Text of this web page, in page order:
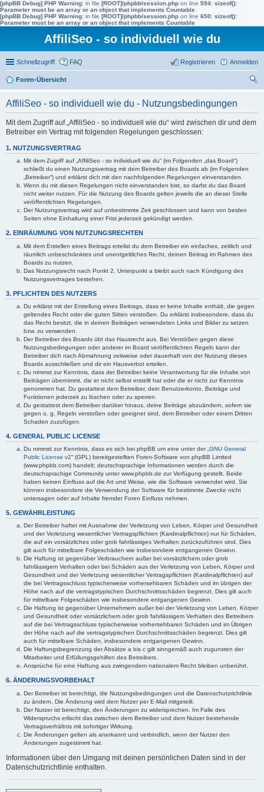
[phpBB Debug] PHP Warning: in file [ROOT]/phpbb/session.php on line 594: sizeof():
Parameter must be an array or an object that implements Countable
[phpBB Debug] PHP Warning: in file [ROOT]/phpbb/session.php on line 650: sizeof():
Parameter must be an array or an object that implements Countable
AffiliSeo - so individuell wie du
Schnellzugriff FAQ Anmelden
Registrieren
Foren-Übersicht
AffiliSeo - so individuell wie du - Nutzungsbedingungen
Mit dem Zugriff auf „AffiliSeo - so individuell wie du“ wird zwischen dir und dem
Betreiber ein Vertrag mit folgenden Regelungen geschlossen:
1. NUTZUNGSVERTRAG
Mit dem Zugriff auf „AffiliSeo - so individuell wie du“ (im Folgenden „das Board“)
schließt du einen Nutzungsvertrag mit dem Betreiber des Boards ab (im Folgenden
„Betreiber“) und erklärst dich mit den nachfolgenden Regelungen einverstanden.
Wenn du mit diesen Regelungen nicht einverstanden bist, so darfst du das Board
nicht weiter nutzen. Für die Nutzung des Boards gelten jeweils die an dieser Stelle
veröffentlichten Regelungen.
Der Nutzungsvertrag wird auf unbestimmte Zeit geschlossen und kann von beiden
Seiten ohne Einhaltung einer Frist jederzeit gekündigt werden.
2. EINRÄUMUNG VON NUTZUNGSRECHTEN
Mit dem Erstellen eines Beitrags erteilst du dem Betreiber ein einfaches, zeitlich und
räumlich unbeschränktes und unentgeltliches Recht, deinen Beitrag im Rahmen des
Boards zu nutzen.
Das Nutzungsrecht nach Punkt 2, Unterpunkt a bleibt auch nach Kündigung des
Nutzungsvertrages bestehen.
3. PFLICHTEN DES NUTZERS
Du erklärst mit der Erstellung eines Beitrags, dass er keine Inhalte enthält, die gegen
geltendes Recht oder die guten Sitten verstoßen. Du erklärst insbesondere, dass du
das Recht besitzt, die in deinen Beiträgen verwendeten Links und Bilder zu setzen
bzw. zu verwenden.
Der Betreiber des Boards übt das Hausrecht aus. Bei Verstößen gegen diese
Nutzungsbedingungen oder anderer im Board veröffentlichten Regeln kann der
Betreiber dich nach Abmahnung zeitweise oder dauerhaft von der Nutzung dieses
Boards ausschließen und dir ein Hausverbot erteilen.
Du nimmst zur Kenntnis, dass der Betreiber keine Verantwortung für die Inhalte von
Beiträgen übernimmt, die er nicht selbst erstellt hat oder die er nicht zur Kenntnis
genommen hat. Du gestattest dem Betreiber, dein Benutzerkonto, Beiträge und
Funktionen jederzeit zu löschen oder zu sperren.
Du gestattest dem Betreiber darüber hinaus, deine Beiträge abzuändern, sofern sie
gegen o. g. Regeln verstoßen oder geeignet sind, dem Betreiber oder einem Dritten
Schaden zuzufügen.
4. GENERAL PUBLIC LICENSE
Du nimmst zur Kenntnis, dass es sich bei phpBB um eine unter der „ GNU General
Public License v2“ (GPL) bereitgestellten Foren-Software von phpBB Limited
(www.phpbb.com) handelt; deutschsprachige Informationen werden durch die
deutschsprachige Community unter www.phpbb.de zur Verfügung gestellt. Beide
haben keinen Einfluss auf die Art und Weise, wie die Software verwendet wird. Sie
können insbesondere die Verwendung der Software für bestimmte Zwecke nicht
untersagen oder auf Inhalte fremder Foren Einfluss nehmen.
5. GEWÄHRLEISTUNG
Der Betreiber haftet mit Ausnahme der Verletzung von Leben, Körper und Gesundheit
und der Verletzung wesentlicher Vertragspflichten (Kardinalpflichten) nur für Schäden,
die auf ein vorsätzliches oder grob fahrlässiges Verhalten zurückzuführen sind. Dies
gilt auch für mittelbare Folgeschäden wie insbesondere entgangenen Gewinn.
Die Haftung ist gegenüber Verbrauchern außer bei vorsätzlichem oder grob
fahrlässigem Verhalten oder bei Schäden aus der Verletzung von Leben, Körper und
Gesundheit und der Verletzung wesentlicher Vertragspflichten (Kardinalpflichten) auf
die bei Vertragsschluss typischerweise vorhersehbaren Schäden und im übrigen der
Höhe nach auf die vertragstypischen Durchschnittsschäden begrenzt. Dies gilt auch
für mittelbare Folgeschäden wie insbesondere entgangenen Gewinn.
Die Haftung ist gegenüber Unternehmern außer bei der Verletzung von Leben, Körper
und Gesundheit oder vorsätzlichem oder grob fahrlässigem Verhalten des Betreibers
auf die bei Vertragsschluss typischerweise vorhersehbaren Schäden und im Übrigen
der Höhe nach auf die vertragstypischen Durchschnittsschäden begrenzt. Dies gilt
auch für mittelbare Schäden, insbesondere entgangenen Gewinn.
Die Haftungsbegrenzung der Absätze a bis c gilt sinngemäß auch zugunsten der
Mitarbeiter und Erfüllungsgehilfen des Betreibers.
Ansprüche für eine Haftung aus zwingendem nationalem Recht bleiben unberührt.
6. ÄNDERUNGSVORBEHALT
Der Betreiber ist berechtigt, die Nutzungsbedingungen und die Datenschutzrichtlinie
zu ändern. Die Änderung wird dem Nutzer per E-Mail mitgeteilt.
Der Nutzer ist berechtigt, den Änderungen zu widersprechen. Im Falle des
Widerspruchs erlischt das zwischen dem Betreiber und dem Nutzer bestehende
Vertragsverhältnis mit sofortiger Wirkung.
Die Änderungen gelten als anerkannt und verbindlich, wenn der Nutzer den
Änderungen zugestimmt hat.
Informationen über den Umgang mit deinen persönlichen Daten sind in der
Datenschutzrichtlinie enthalten.